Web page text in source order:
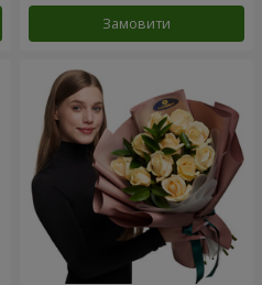
Замовити